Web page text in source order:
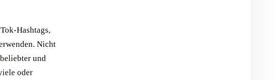
Hashtags,
Nicht
und
oder